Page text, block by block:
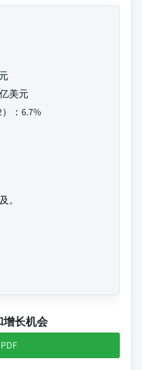
美元
：6.7%
。
增长机会